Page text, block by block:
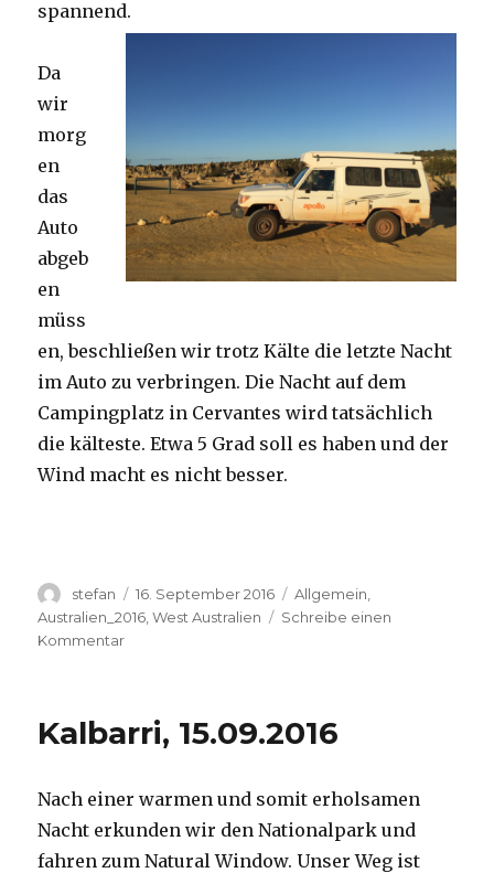
spannend.
Da
wir
morg
en
das
Auto
abgeb
en
müss
en, beschließen wir trotz Kälte die letzte Nacht
im Auto zu verbringen. Die Nacht auf dem
Campingplatz in Cervantes wird tatsächlich
die kälteste. Etwa 5 Grad soll es haben und der
Wind macht es nicht besser.
Autor
stefan
Veröffentlicht
am
16. September 2016 Kategorien
Allgemein
Australien_2016 ,West Australien
Schreibe einen
Kommentarzu
Kalbarri, 15.09.2016
Nach einer warmen und somit erholsamen
Nacht erkunden wir den Nationalpark und
fahren zum Natural Window. Unser Weg ist